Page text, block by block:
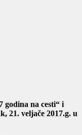
godina na cesti“ i
21. veljače 2017.g. u